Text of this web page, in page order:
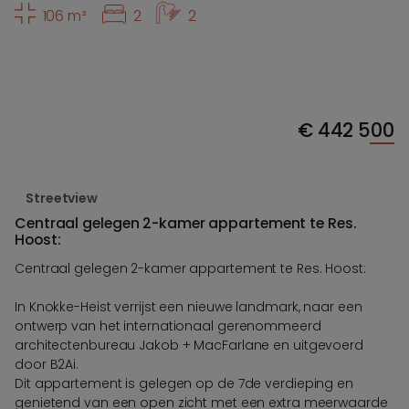
106 m² 2 2
€442 500
Streetview
Centraal gelegen 2-kamer appartement te Res.
Hoost:
Centraal gelegen 2-kamer appartement te Res. Hoost:
In Knokke-Heist verrijst een nieuwe landmark, naar een
ontwerp van het internationaal gerenommeerd
architectenbureau Jakob + MacFarlane en uitgevoerd
door B2Ai.
Dit appartement is gelegen op de 7de verdieping en
genietend van een open zicht met een extra meerwaarde